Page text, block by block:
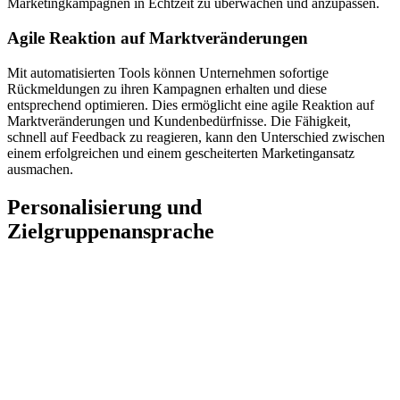
Marketingkampagnen in Echtzeit zu überwachen und anzupassen.
Agile Reaktion auf Marktveränderungen
Mit automatisierten Tools können Unternehmen sofortige
Rückmeldungen zu ihren Kampagnen erhalten und diese
entsprechend optimieren. Dies ermöglicht eine agile Reaktion auf
Marktveränderungen und Kundenbedürfnisse. Die Fähigkeit,
schnell auf Feedback zu reagieren, kann den Unterschied zwischen
einem erfolgreichen und einem gescheiterten Marketingansatz
ausmachen.
Personalisierung und
Zielgruppenansprache